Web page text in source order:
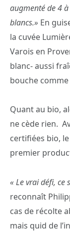
augmenté de 4
blancs.» En
la cuvée
Varois en
blanc- aussi
bouche
Quant au bio,
ne cède rien.
certifiées bio,
premier
« Le vrai défi, ce
reconnaît
cas de récolte
mais quid de